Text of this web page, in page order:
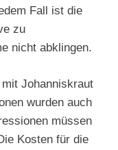
Fall ist die
zu
nicht abklingen.
Johanniskraut
wurden auch
müssen
Kosten für die